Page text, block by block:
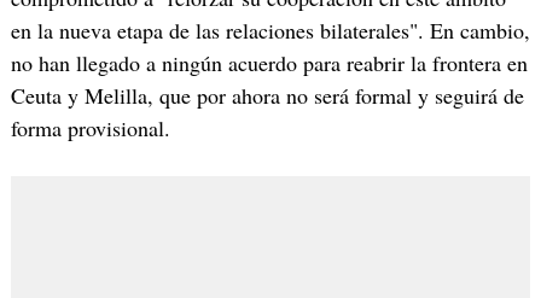
en la nueva etapa de las relaciones bilaterales". En cambio,
no han llegado a ningún acuerdo para reabrir la frontera en
Ceuta y Melilla, que por ahora no será formal y seguirá de
forma provisional.